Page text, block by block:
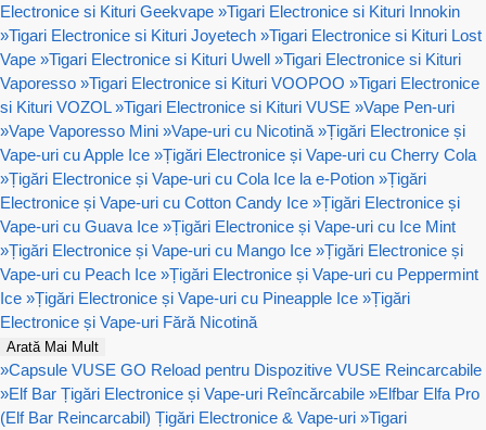
Electronice si Kituri Geekvape »Tigari Electronice si Kituri Innokin
»Tigari Electronice si Kituri Joyetech »Tigari Electronice si Kituri Lost
Vape »Tigari Electronice si Kituri Uwell »Tigari Electronice si Kituri
Vaporesso »Tigari Electronice si Kituri VOOPOO »Tigari Electronice
si Kituri VOZOL »Tigari Electronice si Kituri VUSE »Vape Pen-uri
»Vape Vaporesso Mini »Vape-uri cu Nicotină »Țigări Electronice și
Vape-uri cu Apple Ice »Țigări Electronice și Vape-uri cu Cherry Cola
»Țigări Electronice și Vape-uri cu Cola Ice la e-Potion »Țigări
Electronice și Vape-uri cu Cotton Candy Ice »Țigări Electronice și
Vape-uri cu Guava Ice »Țigări Electronice și Vape-uri cu Ice Mint
»Țigări Electronice și Vape-uri cu Mango Ice »Țigări Electronice și
Vape-uri cu Peach Ice »Țigări Electronice și Vape-uri cu Peppermint
Ice »Țigări Electronice și Vape-uri cu Pineapple Ice »Țigări
Electronice și Vape-uri Fără Nicotină
Arată Mai Mult
»Capsule VUSE GO Reload pentru Dispozitive VUSE Reincarcabile
»Elf Bar Țigări Electronice și Vape-uri Reîncărcabile »Elfbar Elfa Pro
(Elf Bar Reincarcabil) Țigări Electronice & Vape-uri »Tigari